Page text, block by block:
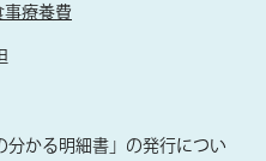
療養費
かる明細書」の発行につい